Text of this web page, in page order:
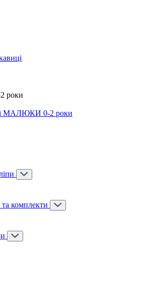
роки
МАЛЮКИ 0-2 роки
комплекти